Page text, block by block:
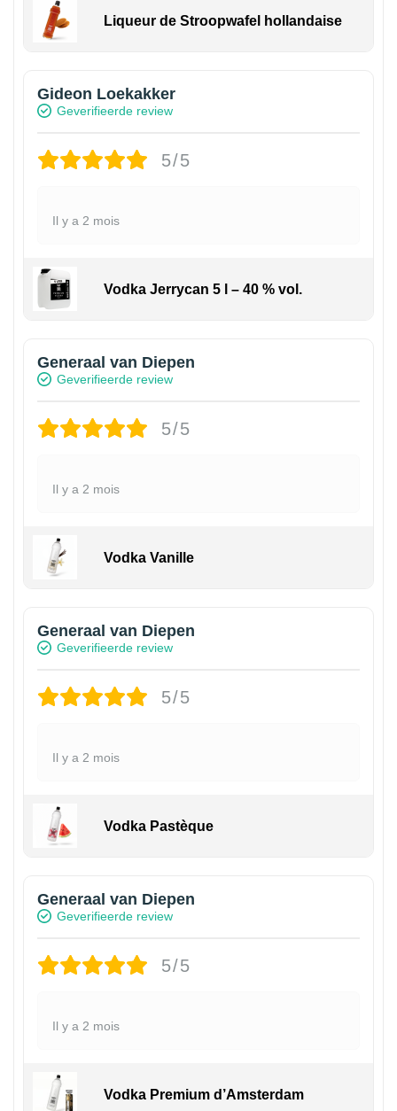
Liqueur de Stroopwafel hollandaise
Gideon Loekakker
Geverifieerde review
5/5
Il y a 2 mois
Vodka Jerrycan 5 l – 40 % vol.
Generaal van Diepen
Geverifieerde review
5/5
Il y a 2 mois
Vodka Vanille
Generaal van Diepen
Geverifieerde review
5/5
Il y a 2 mois
Vodka Pastèque
Generaal van Diepen
Geverifieerde review
5/5
Il y a 2 mois
Vodka Premium d’Amsterdam